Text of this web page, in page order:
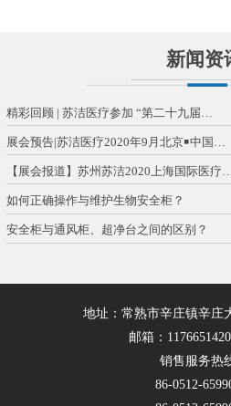
新闻资
精彩回顾 | 苏洁医疗参加 “第二十九届…
展会预告|苏洁医疗2020年9月北京￭中国…
【展会报道】苏州苏洁2020上海国际医疗
如何正确操作与维护生物安全柜？
安全柜与通风柜、超净台之间的区别？
地址：常熟市辛庄镇辛庄
邮箱：
销售服务热
86-0512-